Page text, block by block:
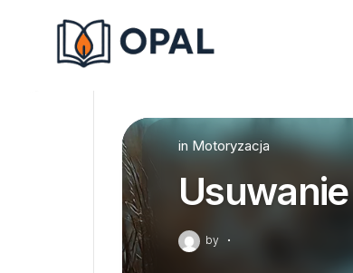
in Motoryzacja
by ·